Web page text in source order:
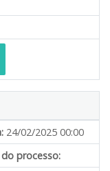
24/02/2025 00:00
processo: